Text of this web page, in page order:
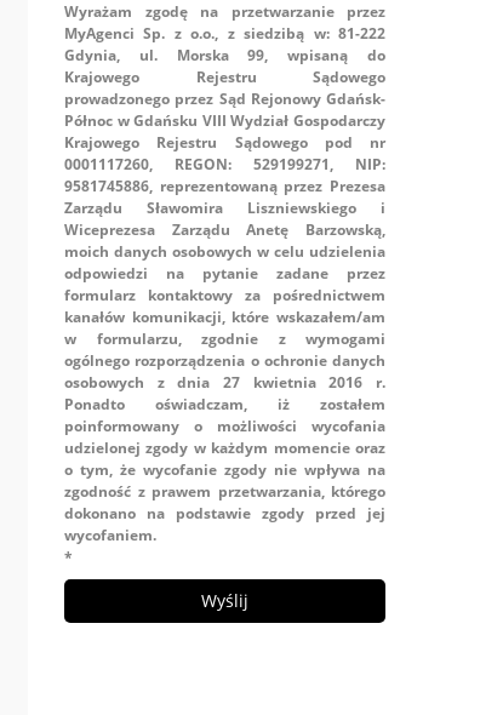
Wyrażam zgodę na przetwarzanie przez
MyAgenci Sp. z o.o., z siedzibą w: 81-222
Gdynia, ul. Morska 99, wpisaną do
Krajowego Rejestru Sądowego
prowadzonego przez Sąd Rejonowy Gdańsk-
Północ w Gdańsku VIII Wydział Gospodarczy
Krajowego Rejestru Sądowego pod nr
0001117260, REGON: 529199271, NIP:
9581745886, reprezentowaną przez Prezesa
Zarządu Sławomira Liszniewskiego i
Wiceprezesa Zarządu Anetę Barzowską,
moich danych osobowych w celu udzielenia
odpowiedzi na pytanie zadane przez
formularz kontaktowy za pośrednictwem
kanałów komunikacji, które wskazałem/am
w formularzu, zgodnie z wymogami
ogólnego rozporządzenia o ochronie danych
osobowych z dnia 27 kwietnia 2016 r.
Ponadto oświadczam, iż zostałem
poinformowany o możliwości wycofania
udzielonej zgody w każdym momencie oraz
o tym, że wycofanie zgody nie wpływa na
zgodność z prawem przetwarzania, którego
dokonano na podstawie zgody przed jej
wycofaniem.
*